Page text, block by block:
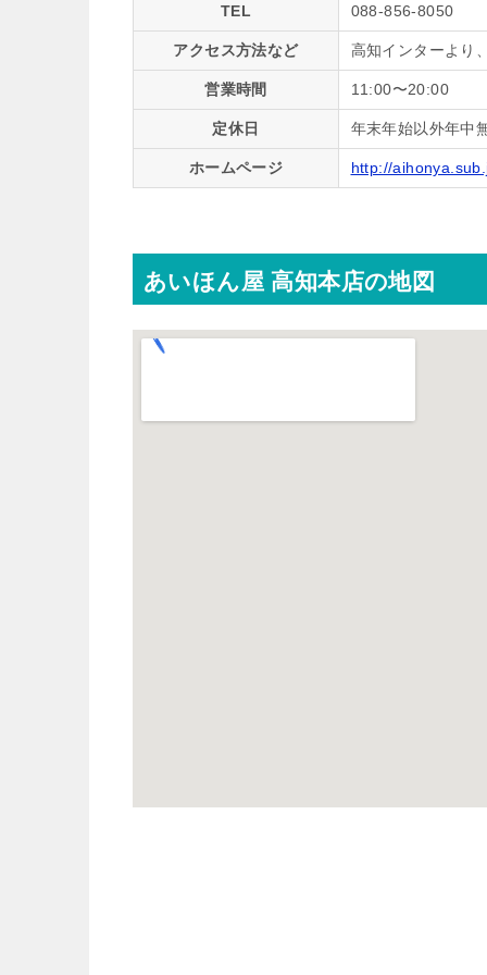
TEL 088-856-8050
アクセス方法など 高知インターより
営業時間 11:00〜20:00
定休日 年末年始以外年中
ホームページ http://
あいほん屋 高知本店の地図